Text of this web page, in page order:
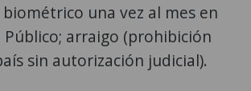
una vez al mes en
arraigo (prohibición
sin autorización judicial).